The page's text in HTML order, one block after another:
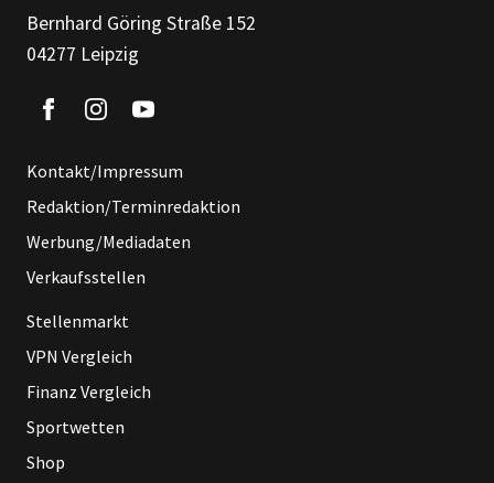
Bernhard Göring Straße 152
04277 Leipzig
Kontakt/Impressum
Redaktion/Terminredaktion
Werbung/Mediadaten
Verkaufsstellen
Stellenmarkt
VPN Vergleich
Finanz Vergleich
Sportwetten
Shop